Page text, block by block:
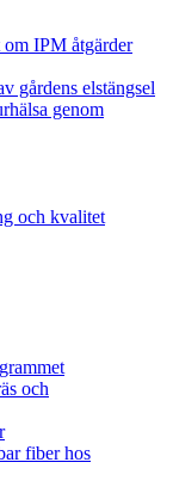
om IPM åtgärder
gårdens elstängsel
genom
och kvalitet
och
fiber hos